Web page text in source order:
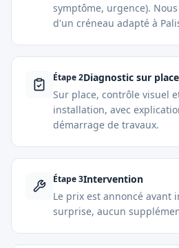
symptôme, urgence).
d'un créneau adapté à
Étape2Diagnostic sur place
Sur place, contrôle visuel
installation, avec
démarrage de travaux.
Étape3Intervention
Le prix est annoncé avant
surprise, aucun